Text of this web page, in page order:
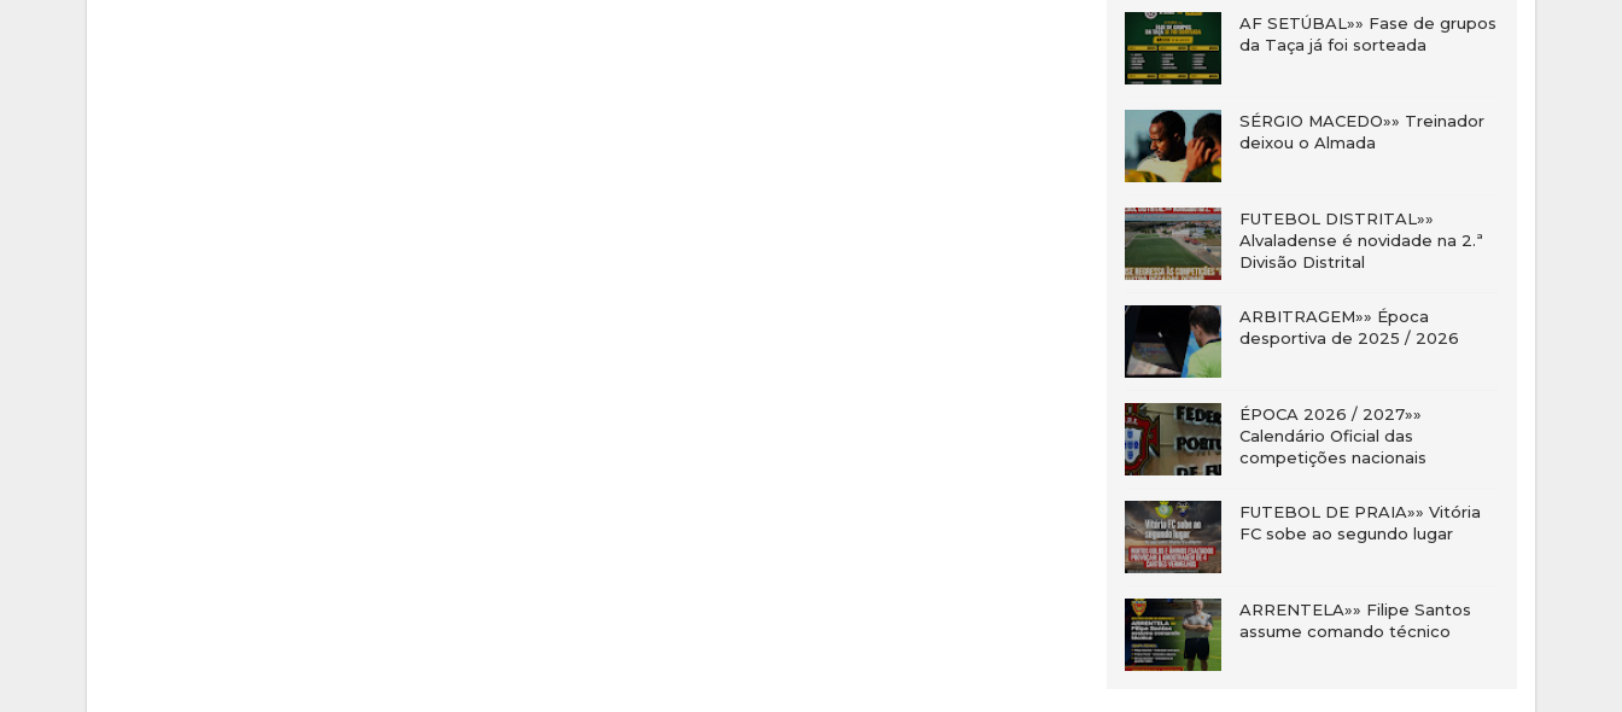
AF SETÚBAL»» Fase de grupos
da Taça já foi sorteada
SÉRGIO MACEDO»» Treinador
deixou o Almada
FUTEBOL DISTRITAL»»
Alvaladense é novidade na 2.ª
Divisão Distrital
ARBITRAGEM»» Época
desportiva de 2025 / 2026
ÉPOCA 2026 / 2027»»
Calendário Oficial das
competições nacionais
FUTEBOL DE PRAIA»» Vitória
FC sobe ao segundo lugar
ARRENTELA»» Filipe Santos
assume comando técnico